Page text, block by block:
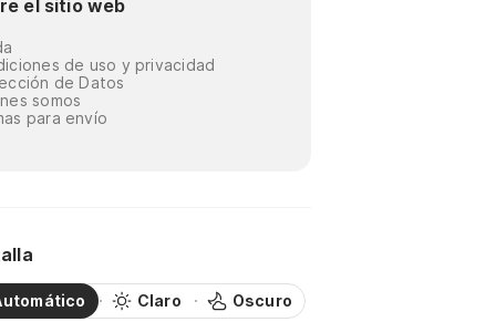
el sitio web
de uso y privacidad
de Datos
somos
para envío
Claro Oscuro